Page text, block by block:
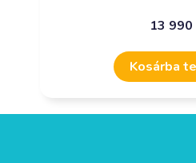
13 990
Kosárba